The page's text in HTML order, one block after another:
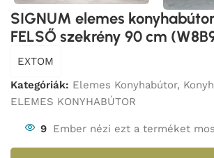
SIGNUM elemes
FELSŐ szekrény 90 cm
EXTOM
Kategóriák: Elemes Konyhabútor,
ELEMES KONYHABÚTOR
9 Ember nézi ezt a terméket